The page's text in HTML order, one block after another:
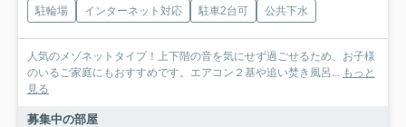
駐輪場 インターネット対応 駐車2台可 公共下水
人気のメゾネットタイプ！上下階の音を気にせず過ごせるため、お子様
のいるご家庭にもおすすめです。エアコン２基や追い焚き風呂...
もっと
見る
募集中の部屋